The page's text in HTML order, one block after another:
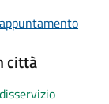
città